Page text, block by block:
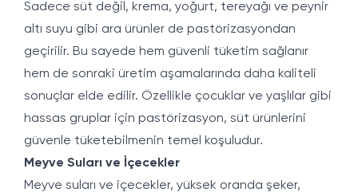
Sadece süt değil, krema, yoğurt, tereyağı ve peynir
altı suyu gibi ara ürünler de pastörizasyondan
geçirilir. Bu sayede hem güvenli tüketim sağlanır
hem de sonraki üretim aşamalarında daha kaliteli
sonuçlar elde edilir. Özellikle çocuklar ve yaşlılar gibi
hassas gruplar için pastörizasyon, süt ürünlerini
güvenle tüketebilmenin temel koşuludur.
Meyve Suları ve İçecekler
Meyve suları ve içecekler, yüksek oranda şeker,